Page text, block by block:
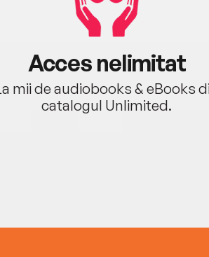
Acces nelimitat
mii de audiobooks & eBooks
catalogul Unlimited.